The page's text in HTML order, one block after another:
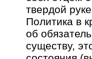
твердой
Политика в
об
существу,